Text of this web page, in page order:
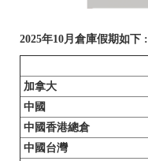
2025年10月倉庫假期如下 :
加拿大
中國
中國香港總倉
中國台灣